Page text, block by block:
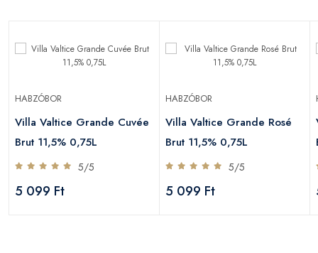
HABZÓBOR
Villa Valtice Grande Cuvée
Brut 11,5% 0,75L
5/5
5 099 Ft
HABZÓBOR
Villa Valtice Grande Rosé
Brut 11,5% 0,75L
5/5
5 099 Ft